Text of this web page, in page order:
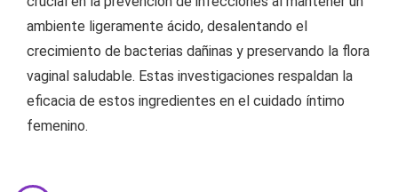
ambiente ligeramente ácido, desalentando el
crecimiento de bacterias dañinas y preservando la flora
vaginal saludable. Estas investigaciones respaldan la
eficacia de estos ingredientes en el cuidado íntimo
femenino.